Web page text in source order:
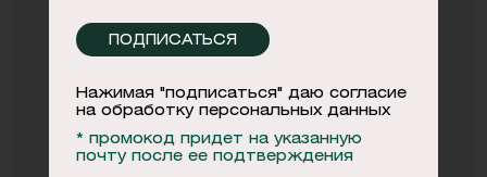
ПОДПИСАТЬСЯ
Нажимая "подписаться" даю согласие
на обработку персональных данных
* промокод придет на указанную
почту после ее подтверждения